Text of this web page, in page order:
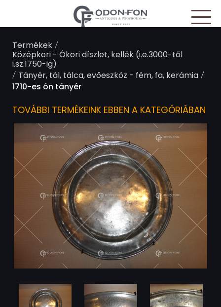
Termékek/
Középkori - Ókori díszlet, kellék (i.e.3000-től
i.sz.1750-ig)
/ Tányér, tál, tálca, evőeszköz - fém, fa, kerámia/
1710-es ón tányér
TOVÁBBI TERMÉKEINK EBBEN A KATEGÓRIÁBAN